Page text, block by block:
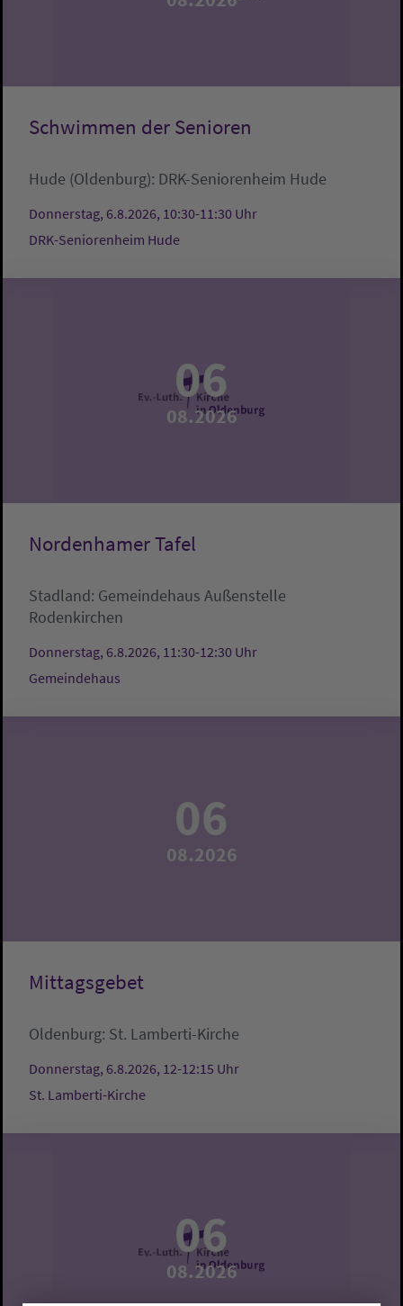
Schwimmen der Senioren
Hude (Oldenburg): DRK-Seniorenheim Hude
Donnerstag, 6.8.2026, 10:30-11:30 Uhr
DRK-Seniorenheim Hude
06
08.2026
Nordenhamer Tafel
Stadland: Gemeindehaus Außenstelle
Rodenkirchen
Donnerstag, 6.8.2026, 11:30-12:30 Uhr
Gemeindehaus
06
08.2026
Mittagsgebet
Oldenburg: St. Lamberti-Kirche
Donnerstag, 6.8.2026, 12-12:15 Uhr
St. Lamberti-Kirche
06
08.2026